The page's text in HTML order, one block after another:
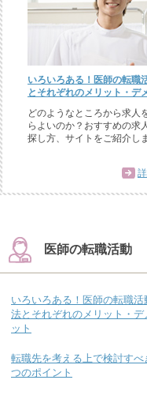
いろいろある！医師の転職
とそれぞれのメリット・デ
どのようなところから求人
らよいのか？おすすめの求
探し方、サイトをご紹介し
医師の転職活動
いろいろある！医師の転職活
法とそれぞれのメリット・デ
ット
転職先を考える上で検討すべ
つのポイント